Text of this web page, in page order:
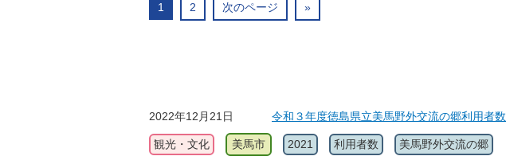
1 2 次のページ »
2022年12月21日
令和３年度徳島県立美馬野外交流の郷利用者数
観光・文化 美馬市 2021 利用者数 美馬野外交流の郷